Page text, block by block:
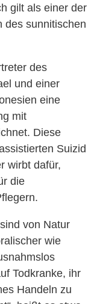
gilt als einer der
des sunnitischen
des
und einer
eine
mit
Diese
Suizid
wirbt dafür,
die
von Natur
wie
Todkranke, ihr
Handeln zu